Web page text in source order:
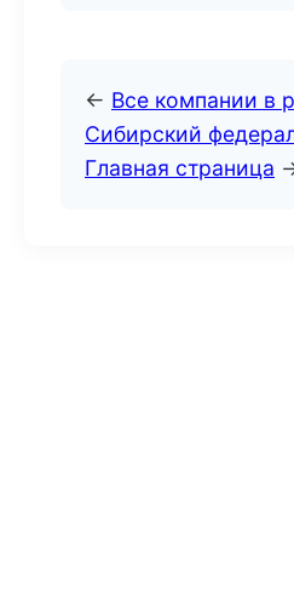
← Все компании в
Сибирский
Главная страница